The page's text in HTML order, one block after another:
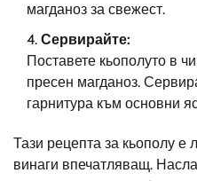
магданоз за свежест.
Сервирайте:
Поставете кьополуто в
пресен магданоз.
гарнитура към основни
Тази рецепта за кьополу е
винаги впечатляващ.